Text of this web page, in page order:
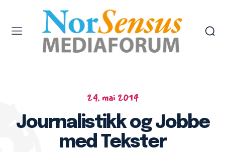
24. mai 2014
Journalistikk og Jobbe
med Tekster